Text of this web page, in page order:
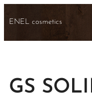
ENEL cosmetics
GS